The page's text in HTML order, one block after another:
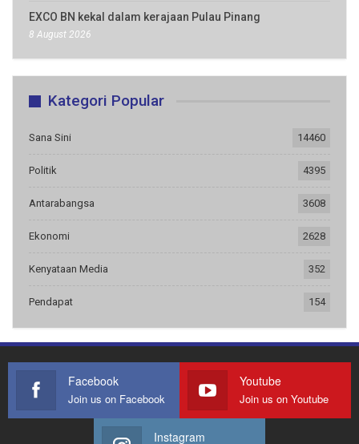
EXCO BN kekal dalam kerajaan Pulau Pinang
8 August 2026
Kategori Popular
Sana Sini 14460
Politik 4395
Antarabangsa 3608
Ekonomi 2628
Kenyataan Media 352
Pendapat 154
Facebook
Join us on Facebook
Youtube
Join us on Youtube
Instagram